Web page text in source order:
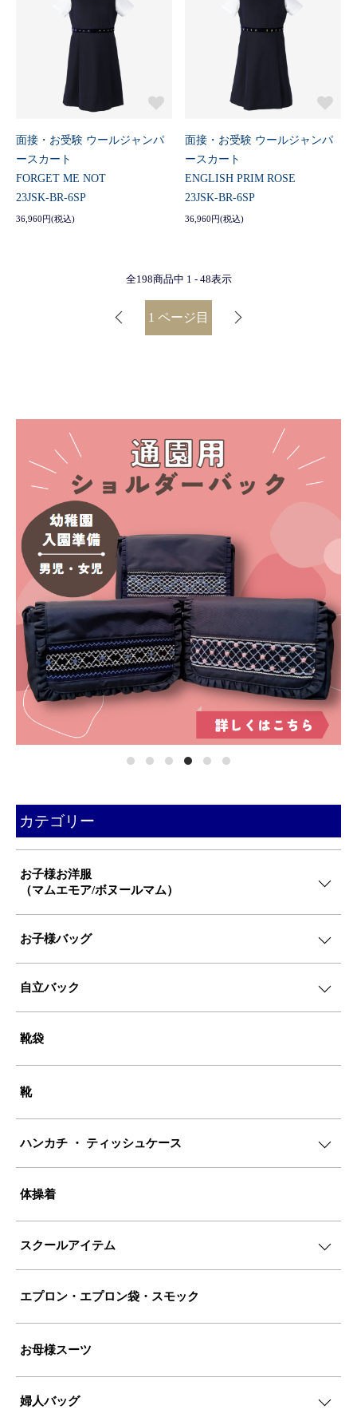
面接・お受験 ウールジャンパ
ースカート
FORGET ME NOT
23JSK-BR-6SP
36,960円(税込)
面接・お受験 ウールジャンパ
ースカート
ENGLISH PRIM ROSE
23JSK-BR-6SP
36,960円(税込)
全198商品中 1 - 48表示
1 ページ目
カテゴリー
お子様お洋服
（マムエモア/ボヌールマム）
お子様バッグ
自立バック
靴袋
靴
ハンカチ ・ ティッシュケース
体操着
スクールアイテム
エプロン・エプロン袋・スモック
お母様スーツ
婦人バッグ